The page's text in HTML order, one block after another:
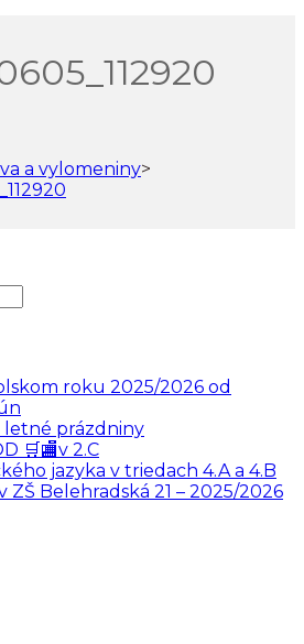
a vylomeniny>
roku 2025/2026 od
letné prázdniny
🛒🏬v 2.C
jazyka v triedach 4.A a 4.B
ZŠ Belehradská 21 – 2025/2026